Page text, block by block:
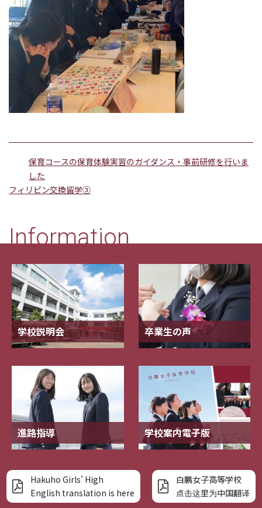
保育コースの保育体験実習のガイダンス・事前研修を行いま
した
フィリピン交換留学③
Information
学校説明会 卒業生の声
進路指導 学校案内電子版
Hakuho Girls’ High
English translation is here
白鵬女子高等学校
点击这里为中国翻译